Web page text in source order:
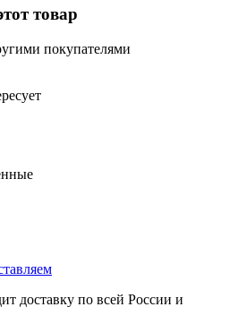
товар
покупателями
доставку по всей России и